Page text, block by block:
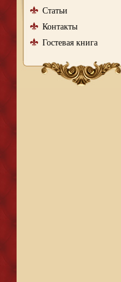
Статьи
Контакты
Гостевая книга